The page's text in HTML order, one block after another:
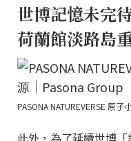
世博記憶未完
荷蘭館淡路島
PASONA NATUREVERSE 原
此外，為了延續世博